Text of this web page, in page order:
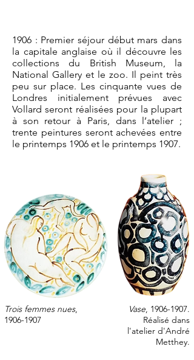
1906 : Premier séjour début mars dans
la capitale anglaise où il découvre les
collections du British Museum, la
National Gallery et le zoo. Il peint très
peu sur place. Les cinquante vues de
Londres initialement prévues avec
Vollard seront réalisées pour la plupart
à son retour à Paris, dans l’atelier ;
trente peintures seront achevées entre
le printemps 1906 et le printemps 1907.
Trois femmes nues,
1906-1907
Vase, 1906-1907.
Réalisé dans
l'atelier d'André
Metthey.